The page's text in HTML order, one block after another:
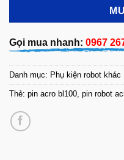
Gọi mua nhanh: 0967
Danh mục: Phụ kiện robot khác
Thẻ: pin acro bl100, pin robot